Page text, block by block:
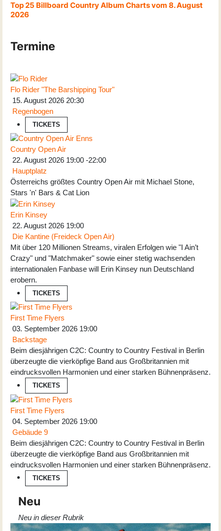
Top 25 Billboard Country Album Charts vom 8. August
2026
Termine
Flo Rider "The Barshipping Tour"
15. August 2026 20:30
Regenbogen
TICKETS
Country Open Air
22. August 2026 19:00 -22:00
Hauptplatz
Österreichs größtes Country Open Air mit Michael Stone,
Stars 'n' Bars & Cat Lion
Erin Kinsey
22. August 2026 19:00
Die Kantine (Freideck Open Air)
Mit über 120 Millionen Streams, viralen Erfolgen wie "I Ain’t
Crazy" und "Matchmaker" sowie einer stetig wachsenden
internationalen Fanbase will Erin Kinsey nun Deutschland
erobern.
TICKETS
First Time Flyers
03. September 2026 19:00
Backstage
Beim diesjährigen C2C: Country to Country Festival in Berlin
überzeugte die vierköpfige Band aus Großbritannien mit
eindrucksvollen Harmonien und einer starken Bühnenpräsenz.
TICKETS
First Time Flyers
04. September 2026 19:00
Gebäude 9
Beim diesjährigen C2C: Country to Country Festival in Berlin
überzeugte die vierköpfige Band aus Großbritannien mit
eindrucksvollen Harmonien und einer starken Bühnenpräsenz.
TICKETS
Neu
Neu in dieser Rubrik